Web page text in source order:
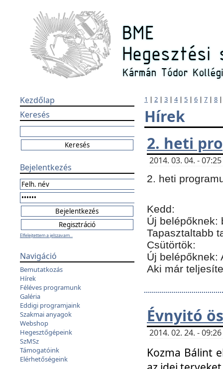
Kezdőlap
Keresés
Bejelentkezés
Elfelejtettem a jelszavam...
Navigáció
Bemutatkozás
Hírek
Féléves programunk
Galéria
Eddigi programjaink
Szakmai anyagok
Webshop
Hegesztőgépeink
SzMSz
Támogatóink
Elérhetőségeink
1 | 2 | 3 | 4| 5 | 6 | 7 | 8
Hírek
2. heti
2014. 03. 04. -
2. heti
Kedd:
Új belépőknek:
Tapasztaltabb
Csütörtök:
Új belépőknek:
Aki már
Évnyitó
2014. 02. 24. -
Kozma Bálint